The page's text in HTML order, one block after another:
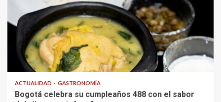
ACTUALIDAD GASTRONOMÍA
Bogotá celebra su cumpleaños 488 con el sabor